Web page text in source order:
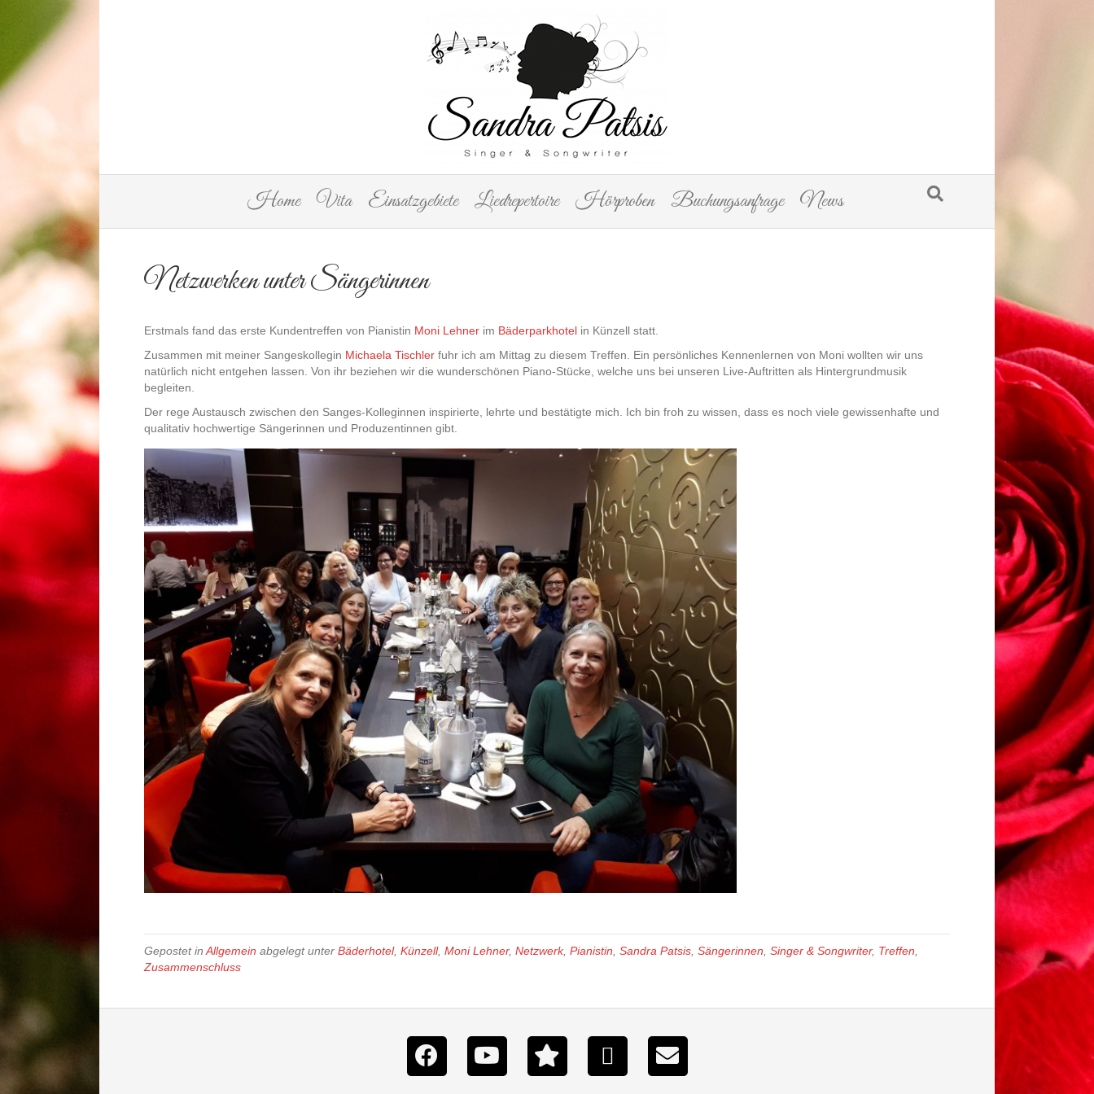
Home Vita Einsatzgebiete Liedrepertoire Hörproben Buchungsanfrage News
Netzwerken unter Sängerinnen
Erstmals fand das erste Kundentreffen von Pianistin Moni Lehner im Bäderparkhotel in Künzell statt.
Zusammen mit meiner Sangeskollegin Michaela Tischler fuhr ich am Mittag zu diesem Treffen. Ein persönliches Kennenlernen von Moni wollten wir uns
natürlich nicht entgehen lassen. Von ihr beziehen wir die wunderschönen Piano-Stücke, welche uns bei unseren Live-Auftritten als Hintergrundmusik
begleiten.
Der rege Austausch zwischen den Sanges-Kolleginnen inspirierte, lehrte und bestätigte mich. Ich bin froh zu wissen, dass es noch viele gewissenhafte und
qualitativ hochwertige Sängerinnen und Produzentinnen gibt.
Gepostet in Allgemein abgelegt unter Bäderhotel, Künzell, Moni Lehner, Netzwerk, Pianistin Sandra Patsis Sängerinnen Singer & Songwriter, Treffen
Zusammenschluss